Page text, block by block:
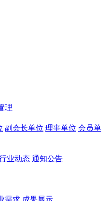
理
副会长单位 理事单位 会员单
业动态 通知公告
需求 成果展示